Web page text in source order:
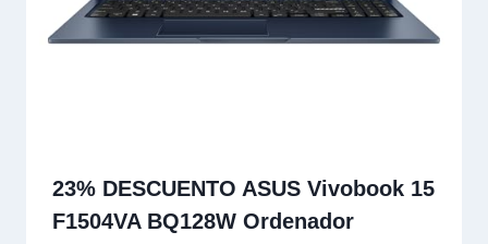
23% DESCUENTO ASUS Vivobook 15
F1504VA BQ128W Ordenador